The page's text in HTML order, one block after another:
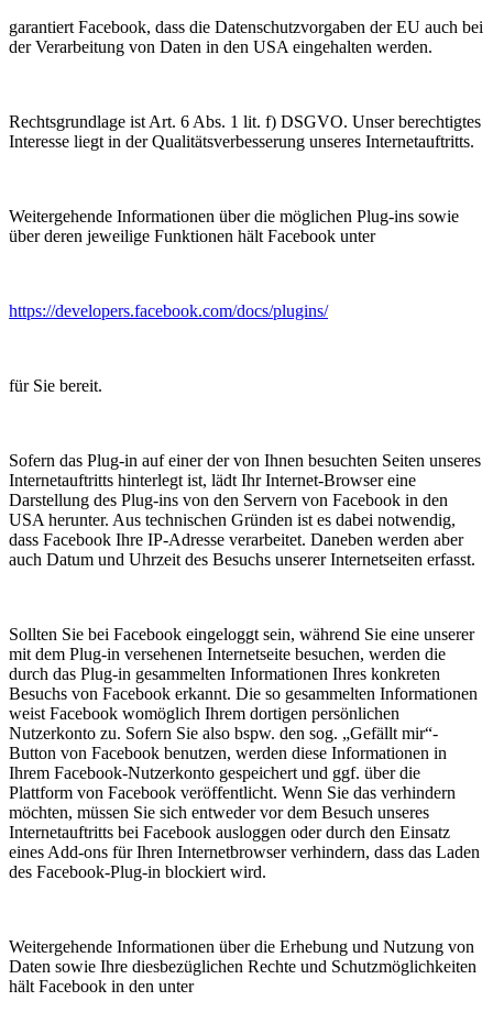
garantiert Facebook, dass die Datenschutzvorgaben der EU auch bei
der Verarbeitung von Daten in den USA eingehalten werden.
Rechtsgrundlage ist Art. 6 Abs. 1 lit. f) DSGVO. Unser berechtigtes
Interesse liegt in der Qualitätsverbesserung unseres Internetauftritts.
Weitergehende Informationen über die möglichen Plug-ins sowie
über deren jeweilige Funktionen hält Facebook unter
https://developers.facebook.com/docs/plugins/
für Sie bereit.
Sofern das Plug-in auf einer der von Ihnen besuchten Seiten unseres
Internetauftritts hinterlegt ist, lädt Ihr Internet-Browser eine
Darstellung des Plug-ins von den Servern von Facebook in den
USA herunter. Aus technischen Gründen ist es dabei notwendig,
dass Facebook Ihre IP-Adresse verarbeitet. Daneben werden aber
auch Datum und Uhrzeit des Besuchs unserer Internetseiten erfasst.
Sollten Sie bei Facebook eingeloggt sein, während Sie eine unserer
mit dem Plug-in versehenen Internetseite besuchen, werden die
durch das Plug-in gesammelten Informationen Ihres konkreten
Besuchs von Facebook erkannt. Die so gesammelten Informationen
weist Facebook womöglich Ihrem dortigen persönlichen
Nutzerkonto zu. Sofern Sie also bspw. den sog. „Gefällt mir“-
Button von Facebook benutzen, werden diese Informationen in
Ihrem Facebook-Nutzerkonto gespeichert und ggf. über die
Plattform von Facebook veröffentlicht. Wenn Sie das verhindern
möchten, müssen Sie sich entweder vor dem Besuch unseres
Internetauftritts bei Facebook ausloggen oder durch den Einsatz
eines Add-ons für Ihren Internetbrowser verhindern, dass das Laden
des Facebook-Plug-in blockiert wird.
Weitergehende Informationen über die Erhebung und Nutzung von
Daten sowie Ihre diesbezüglichen Rechte und Schutzmöglichkeiten
hält Facebook in den unter